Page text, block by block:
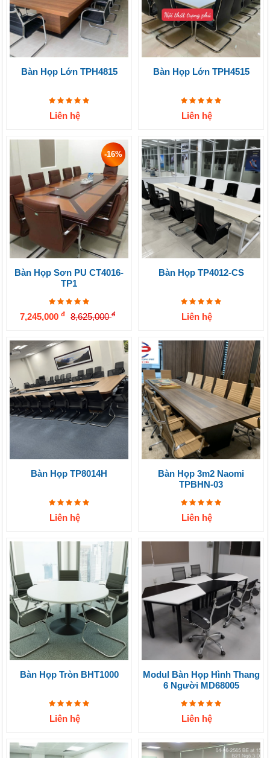
Bàn Họp Lớn TPH4815
Liên hệ
Bàn Họp Lớn TPH4515
Liên hệ
-16%
Bàn Họp Sơn PU CT4016-
TP1
7,245,000 đ 8,625,000đ
Bàn Họp TP4012-CS
Liên hệ
Bàn Họp TP8014H
Liên hệ
Bàn Họp 3m2 Naomi
TPBHN-03
Liên hệ
Bàn Họp Tròn BHT1000
Liên hệ
Modul Bàn Họp Hình Thang
6 Người MD68005
Liên hệ